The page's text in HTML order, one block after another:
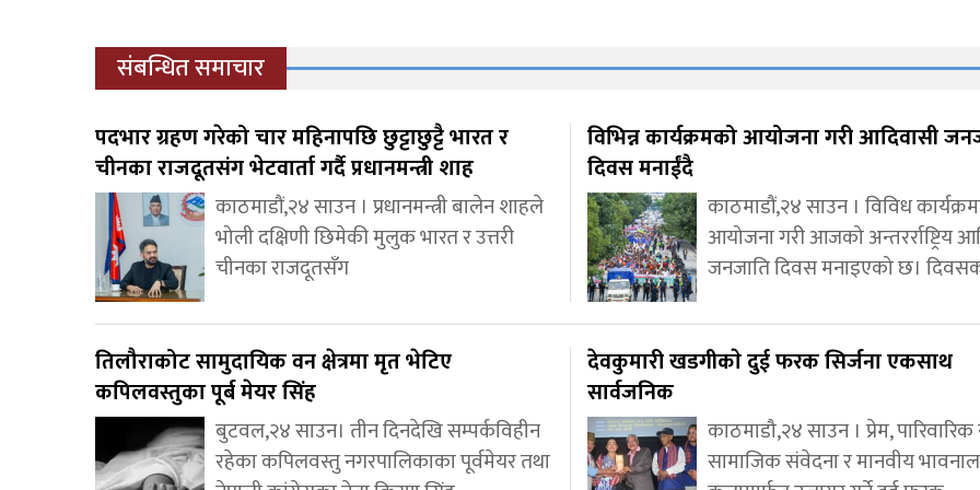
संबन्धित समाचार
पदभार ग्रहण गरेको चार महिनापछि छुट्टाछुट्टै भारत र
चीनका राजदूतसंग भेटवार्ता गर्दै प्रधानमन्त्री शाह
काठमाडौं,२४ साउन । प्रधानमन्त्री बालेन शाहले
भोली दक्षिणी छिमेकी मुलुक भारत र उत्तरी
चीनका राजदूतसँग
विभिन्न कार्यक्रमको आयोजना गरी आदिवासी
दिवस मनाईंदै
काठमाडौं,२४ साउन । विविध
आयोजना गरी आजको अन्तरर्राष्ट्रिय
जनजाति दिवस मनाइएको छ।
तिलौराकोट सामुदायिक वन क्षेत्रमा मृत भेटिए
कपिलवस्तुका पूर्ब मेयर सिंह
बुटवल,२४ साउन। तीन दिनदेखि सम्पर्कविहीन
रहेका कपिलवस्तु नगरपालिकाका पूर्वमेयर तथा
देवकुमारी खडगीकाे दुई फरक सिर्जना एकसाथ
सार्वजनिक
काठमाडौ,२४ साउन । प्रेम,
सामाजिक संवेदना र मानवीय